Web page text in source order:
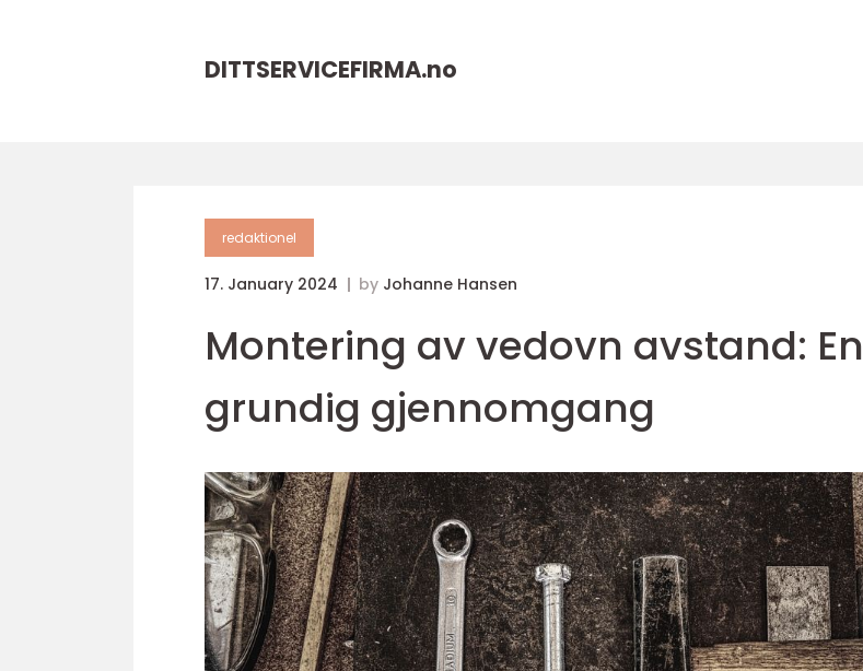
DITTSERVICEFIRMA.no
redaktionel
17. January 2024 by Johanne Hansen
Montering av vedovn avstand: En
grundig gjennomgang